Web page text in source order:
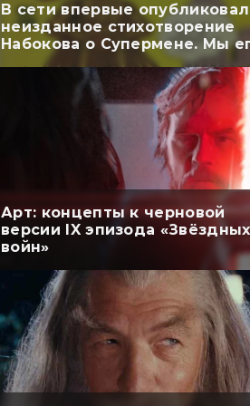
В сети впервые
неизданное стихотворение
Набокова о Супермене. Мы
перевели
Арт: концепты к черновой
версии IX эпизода «Звёздных
войн»